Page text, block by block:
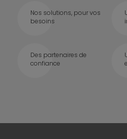
Nos solutions, pour vos
besoins
Des partenaires de
confiance